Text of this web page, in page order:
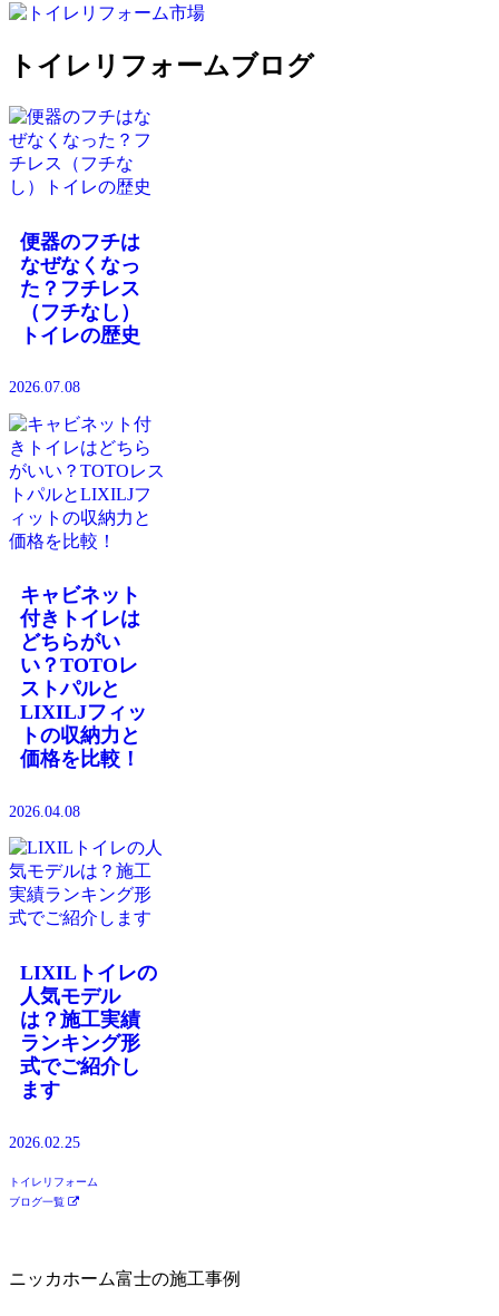
トイレリフォームブログ
便器のフチは
なぜなくなっ
た？フチレス
（フチなし）
トイレの歴史
2026.07.08
キャビネット
付きトイレは
どちらがい
い？TOTOレ
ストパルと
LIXILJフィッ
トの収納力と
価格を比較！
2026.04.08
LIXILトイレの
人気モデル
は？施工実績
ランキング形
式でご紹介し
ます
2026.02.25
トイレリフォーム
ブログ一覧
ニッカホーム富士の施工事例